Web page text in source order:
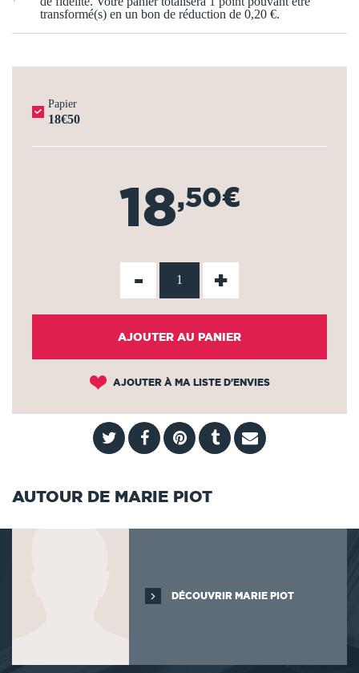
transformé(s) en un bon de réduction de 0,20 €.
Papier
18€50
18,50€
- +
AJOUTER AU PANIER
AJOUTER À MA LISTE D'ENVIES
AUTOUR DE MARIE PIOT
DÉCOUVRIR MARIE PIOT